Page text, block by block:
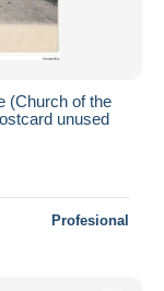
(Church of the
unused
Profesional